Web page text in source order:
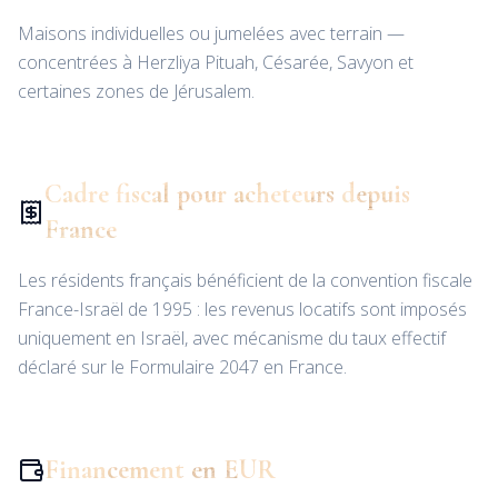
Maisons individuelles ou jumelées avec terrain —
concentrées à Herzliya Pituah, Césarée, Savyon et
certaines zones de Jérusalem.
Cadre fiscal pour acheteurs depuis
France
Les résidents français bénéficient de la convention fiscale
France-Israël de 1995 : les revenus locatifs sont imposés
uniquement en Israël, avec mécanisme du taux effectif
déclaré sur le Formulaire 2047 en France.
Financement en EUR